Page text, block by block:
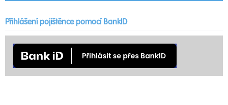
Přihlášení pojištěnce pomocí BankID